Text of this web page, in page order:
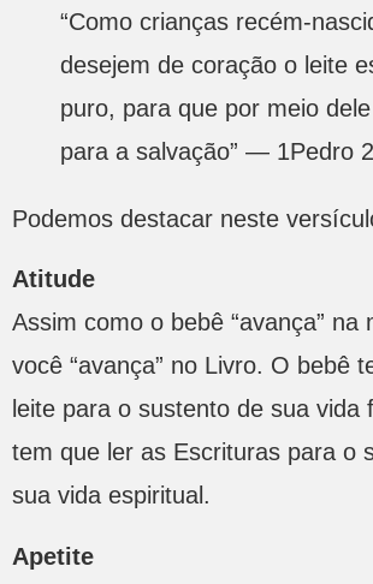
“Como crianças recém-
desejem de coração o leite
puro, para que por meio
para a salvação” — 1Pedro
Podemos destacar neste
Atitude
Assim como o bebê “avança” na
você “avança” no Livro. O bebê
leite para o sustento de sua vida
tem que ler as Escrituras para o
sua vida espiritual.
Apetite